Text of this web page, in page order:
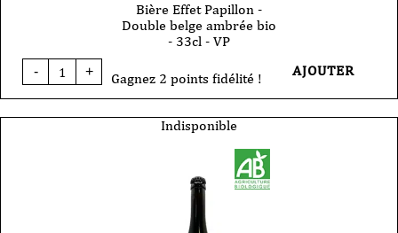
Bière Effet Papillon -
Double belge ambrée bio
- 33cl - VP
-
quantité
de
Papillon
+ Gagnez 2 points fidélité ! AJOUTER
Indisponible